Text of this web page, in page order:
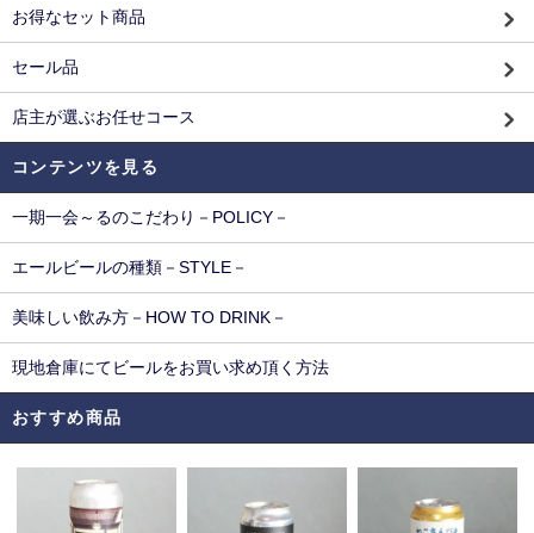
お得なセット商品
セール品
店主が選ぶお任せコース
コンテンツを見る
一期一会～るのこだわり－POLICY－
エールビールの種類－STYLE－
美味しい飲み方－HOW TO DRINK－
現地倉庫にてビールをお買い求め頂く方法
おすすめ商品